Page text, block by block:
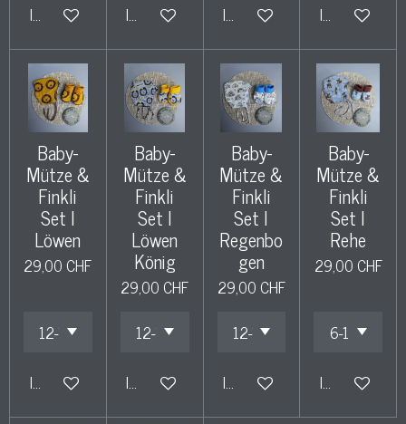
In den WarenkorbIn den WarenkorbIn den WarenkorbIn den
Baby-
Mütze &
Finkli
Set l
Löwen
29,00 CHF
In den Warenkorb
Baby-
Mütze &
Finkli
Set l
Löwen
König
29,00 CHF
In den Warenkorb
Baby-
Mütze &
Finkli
Set l
Regenbo
gen
29,00 CHF
In den Warenkorb
Baby-
Mütze &
Finkli
Set l
Rehe
29,00 CHF
In den